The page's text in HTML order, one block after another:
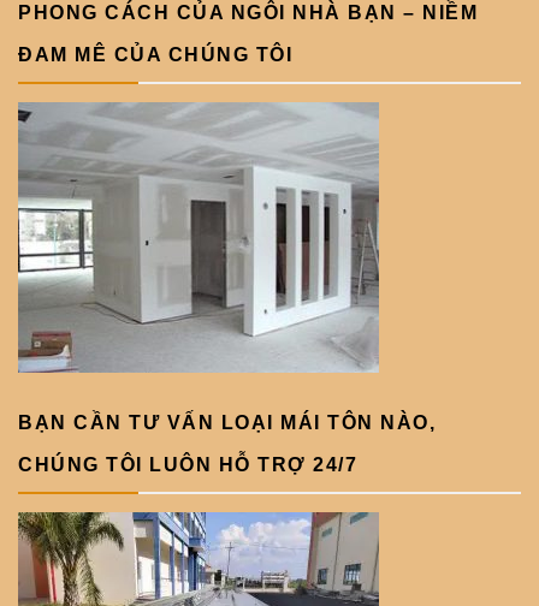
PHONG CÁCH CỦA NGÔI NHÀ BẠN – NIỀM
ĐAM MÊ CỦA CHÚNG TÔI
BẠN CẦN TƯ VẤN LOẠI MÁI TÔN NÀO,
CHÚNG TÔI LUÔN HỖ TRỢ 24/7